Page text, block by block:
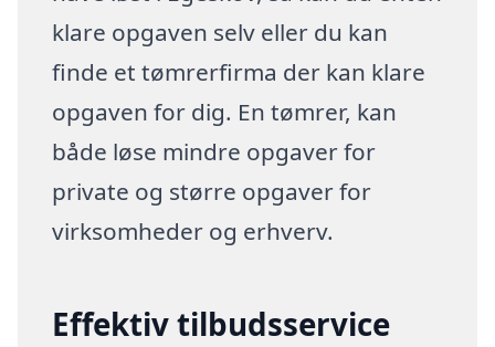
klare opgaven selv eller du kan
finde et tømrerfirma der kan klare
opgaven for dig. En tømrer, kan
både løse mindre opgaver for
private og større opgaver for
virksomheder og erhverv.
Effektiv tilbudsservice